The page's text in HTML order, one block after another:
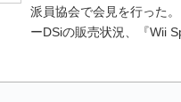
派員協会で会見を行った
ーDSiの販売状況、『Wii